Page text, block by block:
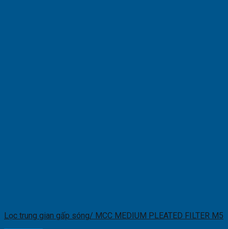
Lọc trung gian gấp sóng/ MCC MEDIUM PLEATED FILTER M5